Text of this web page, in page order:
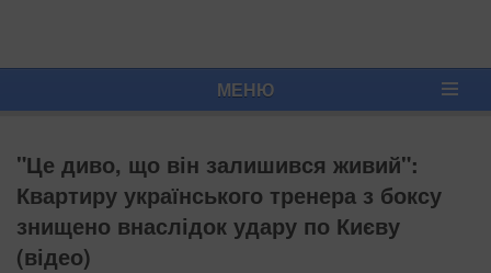
МЕНЮ
"Це диво, що він залишився живий":
Квартиру українського тренера з боксу
знищено внаслідок удару по Києву
(відео)